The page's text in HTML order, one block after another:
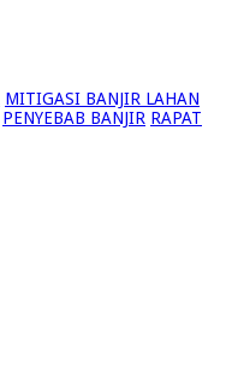
MITIGASI BANJIR LAHAN
PENYEBAB BANJIR RAPAT